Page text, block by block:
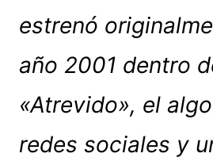
estrenó
año 2001 dentro
«Atrevido», el
redes sociales y